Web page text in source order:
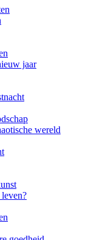
jaar
wereld